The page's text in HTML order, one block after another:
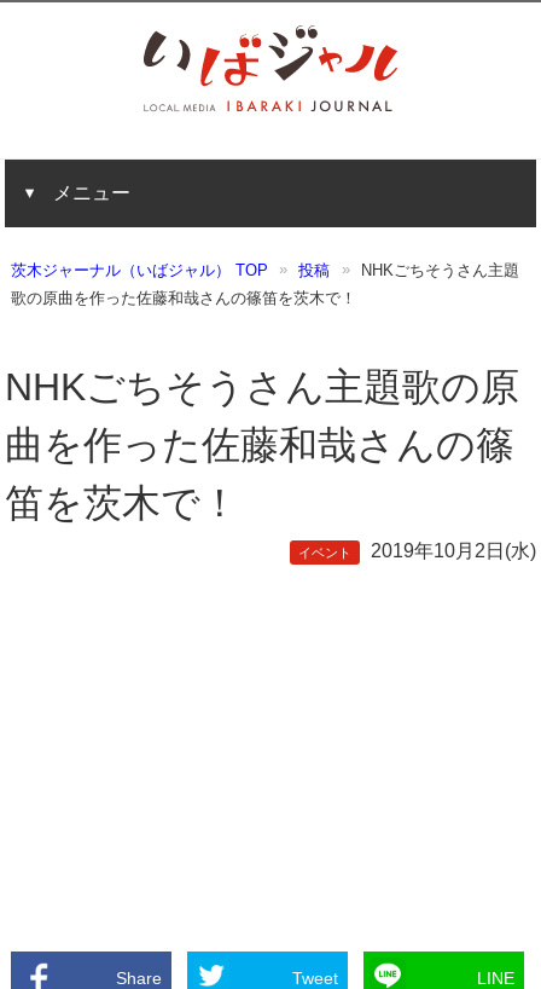
メニュー
茨木ジャーナル（いばジャル） TOP 投稿
NHKごちそうさん主題
歌の原曲を作った佐藤和哉さんの篠笛を茨木で！
NHKごちそうさん主題歌の原
曲を作った佐藤和哉さんの篠
笛を茨木で！
イベント 2019年10月2日(水)
Share Tweet LINE